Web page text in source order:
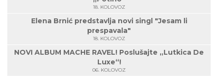
18. KOLOVOZ
Elena Brnić predstavlja novi singl "Jesam li
prespavala"
18. KOLOVOZ
NOVI ALBUM MACHE RAVEL! Poslušajte „Lutkica De
Luxe“!
06. KOLOVOZ